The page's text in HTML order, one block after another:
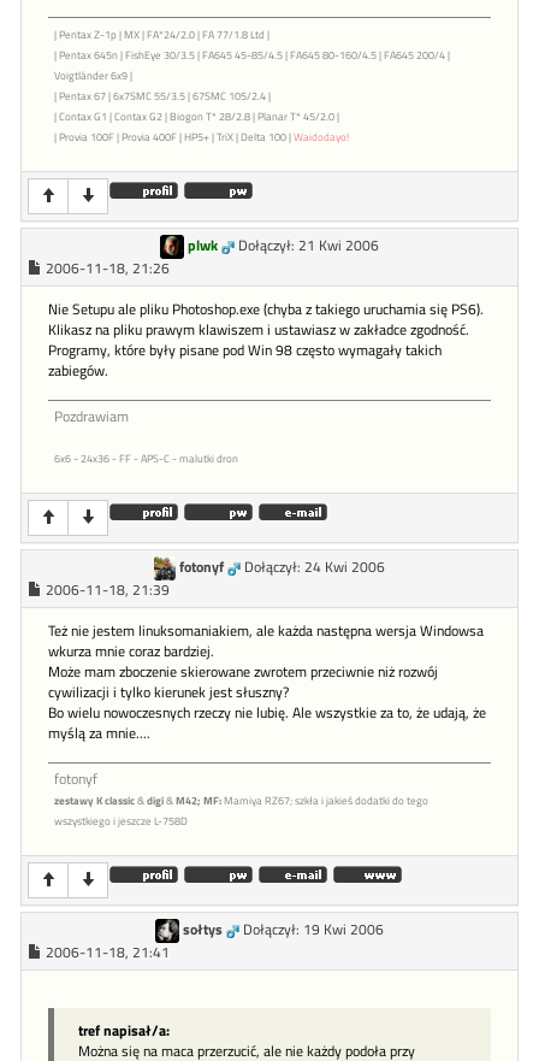
| Pentax Z-1p | MX | FA*24/2.0 | FA 77/1.8 Ltd |
| Pentax 645n | FishEye 30/3.5 | FA645 45-85/4.5 | FA645 80-160/4.5 | FA645 200/4 |
Voigtländer 6x9 |
| Pentax 67 | 6x7SMC 55/3.5 | 67SMC 105/2.4 |
| Contax G1 | Contax G2 | Biogon T* 28/2.8 | Planar T* 45/2.0 |
| Provia 100F | Provia 400F | HP5+ | TriX | Delta 100 |Waidodayo!
plwk
Dołączył: 21 Kwi 2006
2006-11-18, 21:26
Nie Setupu ale pliku Photoshop.exe (chyba z takiego uruchamia się PS6).
Klikasz na pliku prawym klawiszem i ustawiasz w zakładce zgodność.
Programy, które były pisane pod Win 98 często wymagały takich
zabiegów.
Pozdrawiam
6x6 - 24x36 - FF - APS-C - malutki dron
fotonyf
Dołączył: 24 Kwi 2006
2006-11-18, 21:39
Też nie jestem linuksomaniakiem, ale każda następna wersja Windowsa
wkurza mnie coraz bardziej.
Może mam zboczenie skierowane zwrotem przeciwnie niż rozwój
cywilizacji i tylko kierunek jest słuszny?
Bo wielu nowoczesnych rzeczy nie lubię. Ale wszystkie za to, że udają, że
myślą za mnie....
fotonyf
zestawy K classic&digi&M42; MF:Mamiya RZ67; szkła i jakieś dodatki do tego
wszystkiego i jeszcze L-758D
sołtys
Dołączył: 19 Kwi 2006
2006-11-18, 21:41
tref napisał/a:
Można się na maca przerzucić, ale nie każdy podoła przy